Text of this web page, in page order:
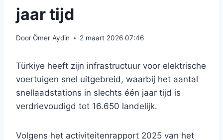
jaar tijd
DoorÖmer Aydin 2 maart 2026 07:46
Türkiye heeft zijn infrastructuur voor elektrische
voertuigen snel uitgebreid, waarbij het aantal
snellaadstations in slechts één jaar tijd is
verdrievoudigd tot 16.650 landelijk.
Volgens het activiteitenrapport 2025 van het